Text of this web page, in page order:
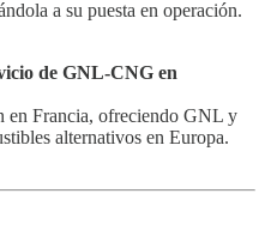
a su puesta en operación.
de GNL-CNG en
en Francia, ofreciendo GNL y
alternativos en Europa.